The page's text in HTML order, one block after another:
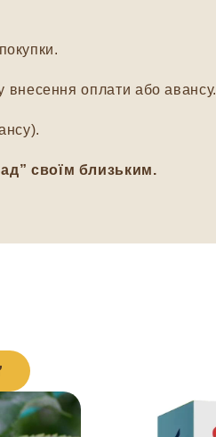
оплати або авансу.
своїм близьким.